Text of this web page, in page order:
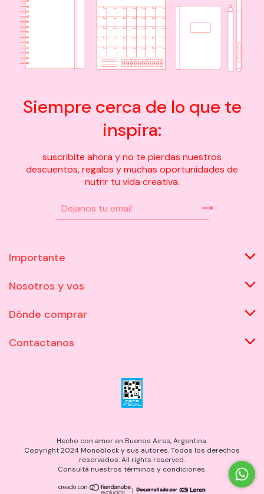
Siempre cerca de lo que te
inspira:
suscribite ahora y no te pierdas nuestros
descuentos, regalos y muchas oportunidades de
nutrir tu vida creativa.
Importante
Nosotros y vos
Dónde comprar
Contactanos
Hecho con amor en Buenos Aires, Argentina.
Copyright 2024 Monoblock y sus autores. Todos los derechos
reservados. All rights reserved.
Consultá nuestros términos y condiciones.
|